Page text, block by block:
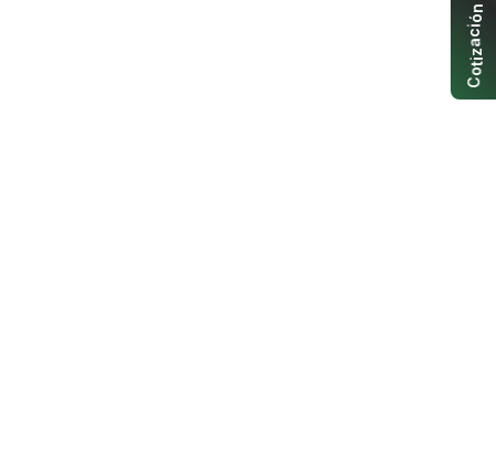
C
o
t
i
z
a
c
i
ó
n